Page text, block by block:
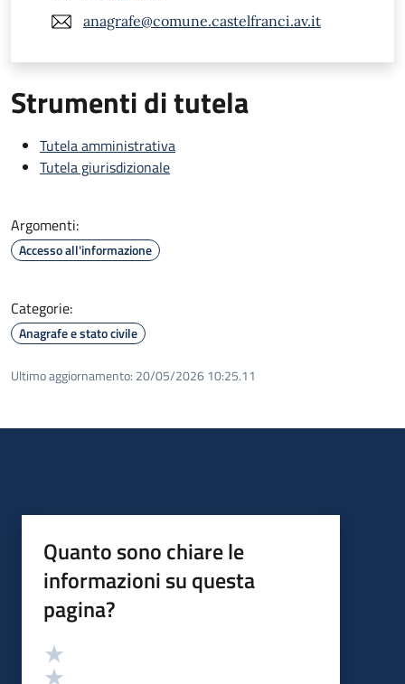
anagrafe@comune.castelfranci.av.it
Strumenti di tutela
Tutela amministrativa
Tutela giurisdizionale
Argomenti:
Accesso all'informazione
Categorie:
Anagrafe e stato civile
Ultimo aggiornamento: 20/05/2026 10:25.11
Quanto sono chiare le
informazioni su questa
pagina?
Valutazione